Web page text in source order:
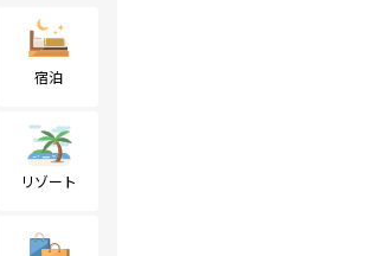
宿泊
リゾート